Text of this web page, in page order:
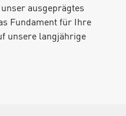
ausgeprägtes
Fundament für Ihre
unsere langjährige